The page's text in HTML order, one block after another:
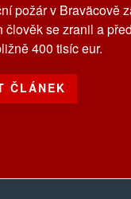
požár v Braväcově
člověk se zranil a
400 tisíc eur.
ČLÁNEK